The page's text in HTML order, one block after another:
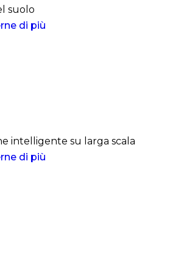
suolo
di più
intelligente su larga scala
di più